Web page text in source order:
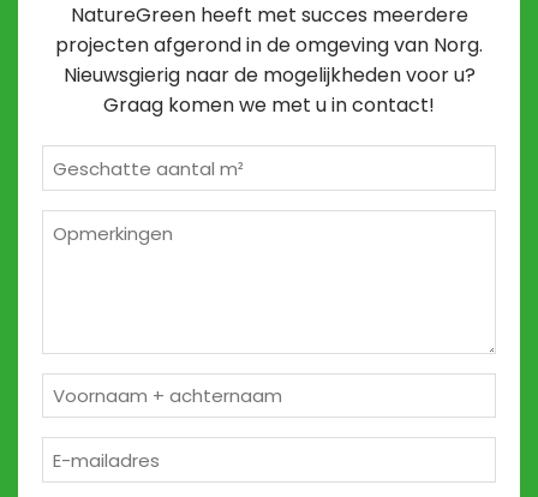
NatureGreen heeft met succes meerdere
projecten afgerond in de omgeving van Norg.
Nieuwsgierig naar de mogelijkheden voor u?
Graag komen we met u in contact!
m²
Naam
*
mailadres